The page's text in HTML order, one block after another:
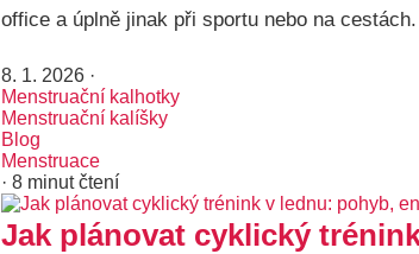
office a úplně jinak při sportu nebo na
8. 1. 2026 ·
Menstruační kalhotky
Menstruační kalíšky
Blog
Menstruace
· 8 minut čtení
Jak plánovat cyklický